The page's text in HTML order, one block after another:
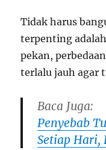
Tidak harus
terpenting
pekan,
terlalu jauh agar
Baca Juga:
Penyebab
Setiap Hari,